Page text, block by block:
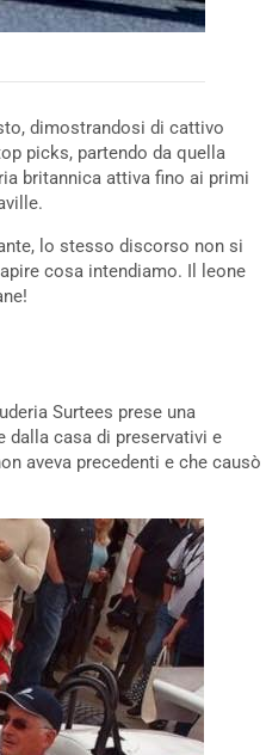
dimostrandosi di cattivo
picks, partendo da quella
britannica attiva fino ai primi
lo stesso discorso non si
cosa intendiamo. Il leone
Surtees prese una
dalla casa di preservativi e
aveva precedenti e che causò